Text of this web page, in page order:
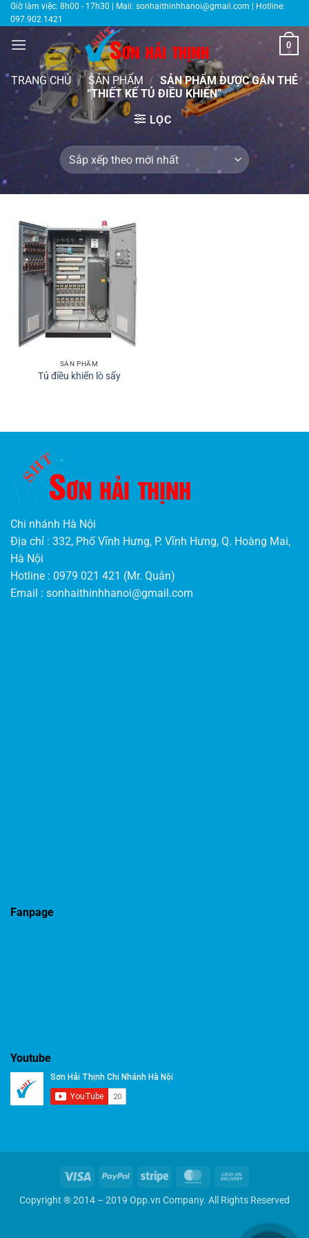
Bỏ
qua
nội
Giờ làm việc: 8h00 - 17h30 | Mail: sonhaithinhhanoi@gmail.com | Hotline:
097.902.1421
0
TRANG CHỦ / SẢN PHẨM / SẢN PHẨM ĐƯỢC GẮN THẺ
“THIẾT KẾ TỦ ĐIỀU KHIỂN”
LỌC
SẢN PHẨM
Tủ điều khiển lò sấy
Chi nhánh Hà Nội
Địa chỉ : 332, Phố Vĩnh Hưng, P. Vĩnh Hưng, Q. Hoàng Mai,
Hà Nội
Hotline : 0979 021 421 (Mr. Quân)
Email : sonhaithinhhanoi@gmail.com
Fanpage
Youtube
Visa PayPal Stripe MasterCard
Delivery
Copyright ® 2014 – 2019 Opp.vn Company. All Rights Reserved